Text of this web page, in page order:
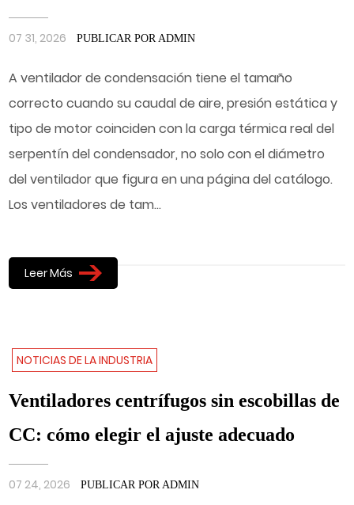
07 31, 2026 PUBLICAR POR ADMIN
A ventilador de condensación tiene el tamaño
correcto cuando su caudal de aire, presión estática y
tipo de motor coinciden con la carga térmica real del
serpentín del condensador, no solo con el diámetro
del ventilador que figura en una página del catálogo.
Los ventiladores de tam...
Leer Más
NOTICIAS DE LA INDUSTRIA
Ventiladores centrífugos sin escobillas de
CC: cómo elegir el ajuste adecuado
07 24, 2026 PUBLICAR POR ADMIN